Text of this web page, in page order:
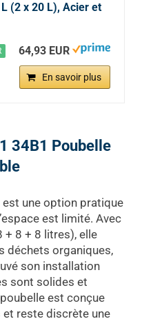
(2 x 20 L), Acier et
64,93 EUR
En savoir plus
34B1 Poubelle
est une option pratique
est limité. Avec
+ 8 + 8 litres), elle
déchets organiques,
son installation
sont solides et
est conçue
reste discrète une